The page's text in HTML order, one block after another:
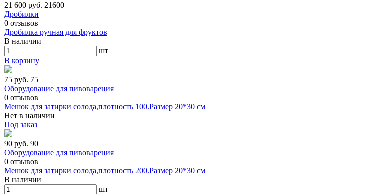
21 600 руб. 21600
Дробилки
0 отзывов
Дробилка ручная для фруктов
В наличии
шт
В корзину
75 руб. 75
Оборудование для пивоварения
0 отзывов
Мешок для затирки солода,плотность 100.Размер 20*30 см
Нет в наличии
Под заказ
90 руб. 90
Оборудование для пивоварения
0 отзывов
Мешок для затирки солода,плотность 200.Размер 20*30 см
В наличии
шт